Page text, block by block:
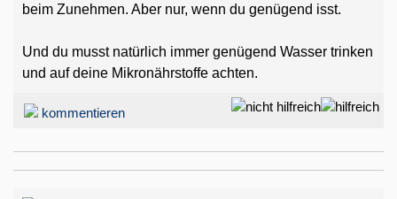
beim Zunehmen. Aber nur, wenn du genügend isst.
Und du musst natürlich immer genügend Wasser trinken
und auf deine Mikronährstoffe achten.
kommentieren